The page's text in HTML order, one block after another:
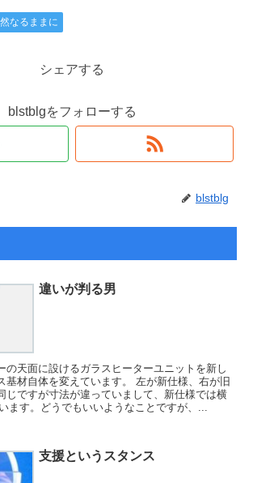
なるままに
シェアする
blstblgをフォローする
blstblg
違いが判る男
の天面に設けるガラスヒーターユニットを新し
基材自体を変えています。 左が新仕様、右が旧
じですが寸法が違っていまして、新仕様では横
ます。どうでもいいようなことですが、...
支援というスタンス